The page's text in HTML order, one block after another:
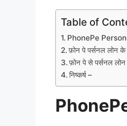
Table of
PhonePe
फ़ोन पे पर्सनल लोन के
फ़ोन पे से पर्सनल
निष्कर्ष –